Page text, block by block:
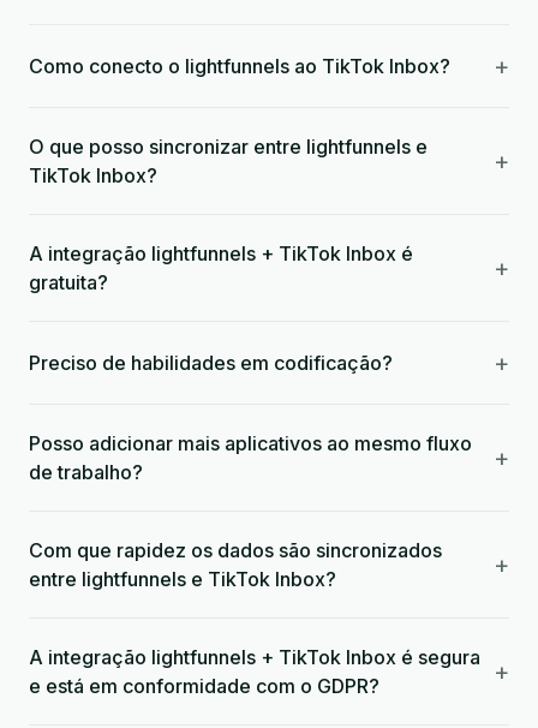
Como conecto o lightfunnels ao TikTok Inbox? +
O que posso sincronizar entre lightfunnels e
TikTok Inbox?
+
A integração lightfunnels + TikTok Inbox é
gratuita?
+
Preciso de habilidades em codificação? +
Posso adicionar mais aplicativos ao mesmo fluxo
de trabalho?
+
Com que rapidez os dados são sincronizados
entre lightfunnels e TikTok Inbox?
+
A integração lightfunnels + TikTok Inbox é segura
e está em conformidade com o GDPR?
+